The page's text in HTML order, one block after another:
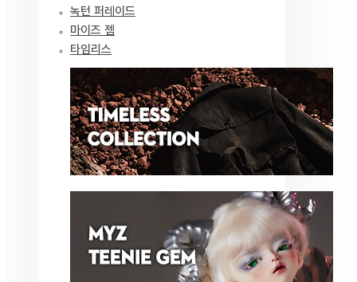
녹턴 퍼레이드
마이즈 젬
타임리스